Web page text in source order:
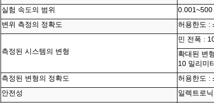
실험 속도의 범위
0.001~500
변위 측정의 정확도
허용한도 :
측정된 시스템의 변형
민 전폭 :
확대된 변
10 밀리미
측정된 변형의 정확도
허용한도 :
안전성
일렉트로